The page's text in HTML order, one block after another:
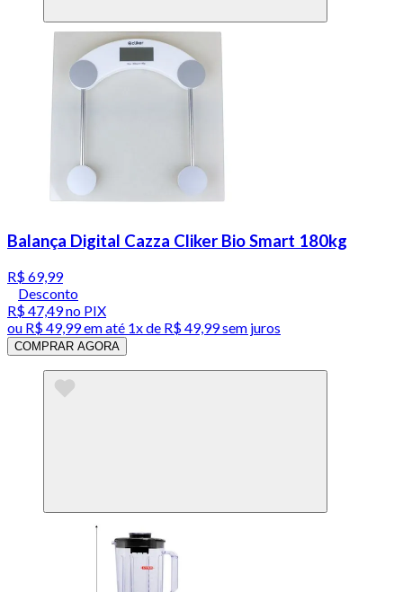
Balança Digital Cazza Cliker Bio Smart 180kg
R$ 69,99
Desconto
R$ 47,49no PIX
ou R$ 49,99em até 1x de R$ 49,99sem juros
COMPRAR AGORA